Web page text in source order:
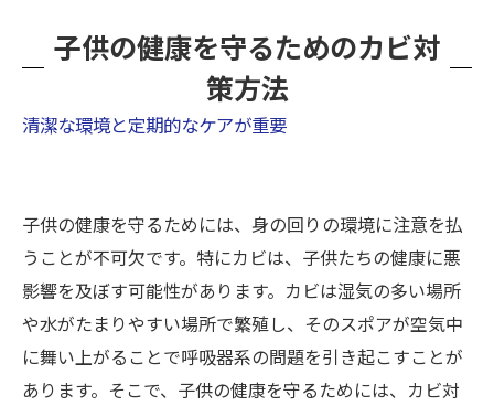
子供の健康を守るためのカビ対
策方法
清潔な環境と定期的なケアが重要
子供の健康を守るためには、身の回りの環境に注意を払
うことが不可欠です。特にカビは、子供たちの健康に悪
影響を及ぼす可能性があります。カビは湿気の多い場所
や水がたまりやすい場所で繁殖し、そのスポアが空気中
に舞い上がることで呼吸器系の問題を引き起こすことが
あります。そこで、子供の健康を守るためには、カビ対